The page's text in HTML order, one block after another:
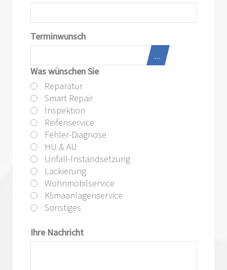
Terminwunsch
...
Was wünschen Sie
Reparatur
Smart Repair
Inspektion
Reifenservice
Fehler-Diagnose
HU & AU
Unfall-Instandsetzung
Lackierung
Wohnmobilservice
Klimaanlagenservice
Sonstiges
Ihre Nachricht